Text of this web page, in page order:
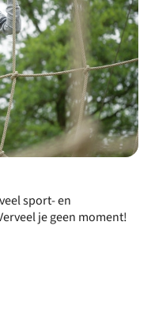
sport- en
je geen moment!